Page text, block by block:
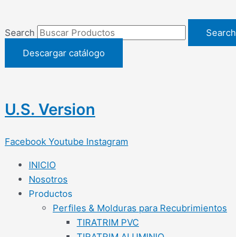
contenido
Search
Search
Descargar catálogo
U.S. Version
Facebook Youtube Instagram
INICIO
Nosotros
Productos
Perfiles & Molduras para Recubrimientos
TIRATRIM PVC